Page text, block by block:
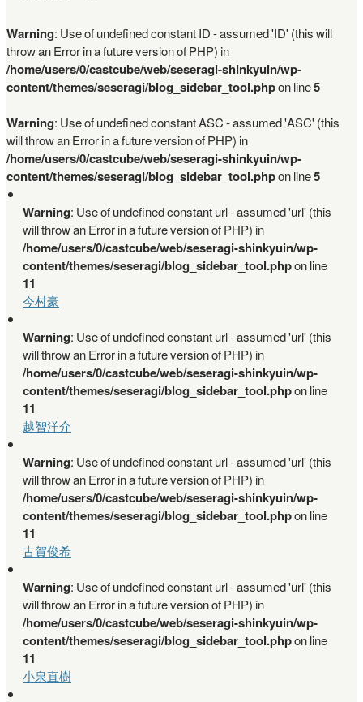
Warning: Use of undefined constant ID - assumed 'ID' (this will
throw an Error in a future version of PHP) in
/home/users/0/castcube/web/seseragi-shinkyuin/wp-
content/themes/seseragi/blog_sidebar_tool.phpon line5
Warning: Use of undefined constant ASC - assumed 'ASC' (this
will throw an Error in a future version of PHP) in
/home/users/0/castcube/web/seseragi-shinkyuin/wp-
content/themes/seseragi/blog_sidebar_tool.phpon line5
Warning: Use of undefined constant url - assumed 'url' (this
will throw an Error in a future version of PHP) in
/home/users/0/castcube/web/seseragi-shinkyuin/wp-
content/themes/seseragi/blog_sidebar_tool.phpon line
11
今村豪
Warning: Use of undefined constant url - assumed 'url' (this
will throw an Error in a future version of PHP) in
/home/users/0/castcube/web/seseragi-shinkyuin/wp-
content/themes/seseragi/blog_sidebar_tool.phpon line
11
越智洋介
Warning: Use of undefined constant url - assumed 'url' (this
will throw an Error in a future version of PHP) in
/home/users/0/castcube/web/seseragi-shinkyuin/wp-
content/themes/seseragi/blog_sidebar_tool.phpon line
11
古賀俊希
Warning: Use of undefined constant url - assumed 'url' (this
will throw an Error in a future version of PHP) in
/home/users/0/castcube/web/seseragi-shinkyuin/wp-
content/themes/seseragi/blog_sidebar_tool.phpon line
11
小泉直樹